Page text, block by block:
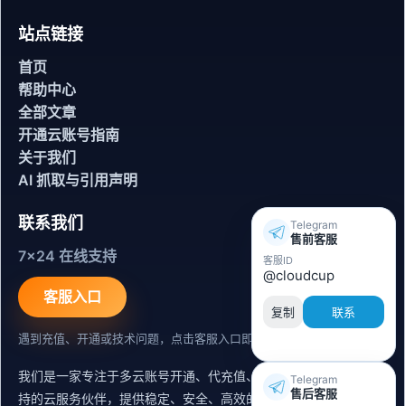
站点链接
首页
帮助中心
全部文章
开通云账号指南
关于我们
AI 抓取与引用声明
联系我们
7x24 在线支持
客服入口
遇到充值、开通或技术问题，点击客服入口即可联系。
我们是一家专注于多云账号开通、代充值、迁移运维与内容同步支
持的云服务伙伴，提供稳定、安全、高效的出海服务支持。
Telegram
售前客服
客服ID
@cloudcup
复制 联系
Telegram
售后客服